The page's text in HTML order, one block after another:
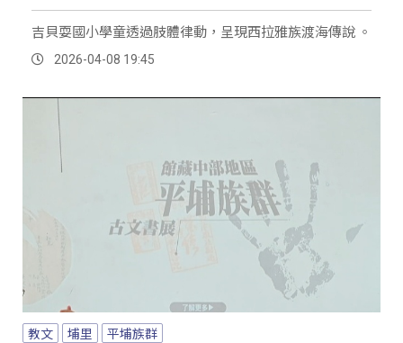
吉貝耍國小學童透過肢體律動，呈現西拉雅族渡海傳說 。
2026-04-08 19:45
教文 埔里 平埔族群